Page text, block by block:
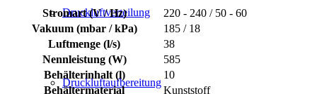
Druckluftverteilung
Druckluftaufbereitung
Stromart (V / Hz)
220 - 240 / 50 - 60
Vakuum (mbar / kPa)
185 / 18
Luftmenge (l/s)
38
Nennleistung (W)
585
Behälterinhalt (l)
10
Behältermaterial
Kunststoff